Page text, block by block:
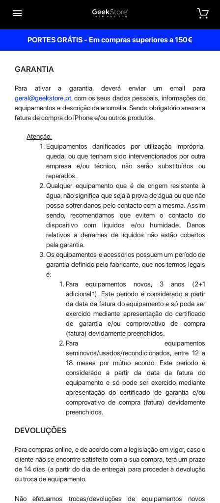

PORTES GRÁTIS - Em compras superiores a 150€
GARANTIA
Para ativar a garantia, deverá enviar um email para
geral@geekstore.pt, com os seus dados pessoais, informações do
equipamentos e descrição da anomalia. Sendo obrigatório anexar a
fatura de compra do iPhone e/ou outros produtos.
Atenção:
Equipamentos danificados por utilização imprópria,
queda, ou que tenham sido intervencionados por outra
empresa e/ou técnico, não serão substituídos ou
reparados.
Qualquer equipamento que é de origem resistente à
água, não significa que seja à prova de água ou que não
possa sofrer danos pelo contacto com a mesma. Assim
sendo, recomendamos que evitem o contacto do
dispositivo com líquidos e/ou humidade. Danos
relativos a derrames de líquidos não estão cobertos
pela garantia.
Os equipamentos e acessórios possuem um período de
garantia definido pelo fabricante, que nos termos legais
é:
Para equipamentos novos, 3 anos (2+1
adicional*). Este período é considerado a partir
da data da fatura do equipamento e só pode ser
exercido mediante apresentação do certificado
de garantia e/ou comprovativo de compra
(fatura) devidamente preenchidos.
Para equipamentos
seminovos/usados/recondicionados, entre 12 a
18 meses por mútuo acordo. Este período é
considerado a partir da data da fatura do
equipamento e só pode ser exercido mediante
apresentação do certificado de garantia e/ou
comprovativo de compra (fatura) devidamente
preenchidos.
DEVOLUÇÕES
Para compras online, e de acordo com a legislação em vigor, caso o
cliente não se encontre satisfeito com a sua compra, terá um prazo
de 14 dias (a partir do dia de entrega) para proceder à devolução
ou troca de equipamento.
Não efetuamos trocas/devoluções de equipamentos novos